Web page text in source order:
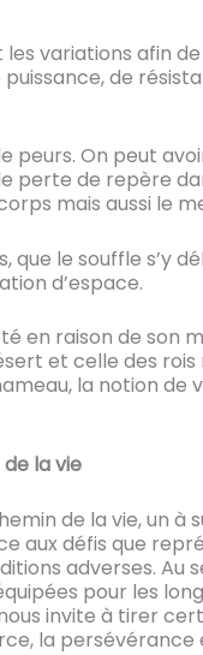
variations afin
de
peurs. On peut
perte de repère
mais aussi le
que le souffle s’y
d’espace.
en raison de son
et celle des rois
la notion de
la vie
de la vie, un à
aux défis que
adverses. Au
pour les
invite à tirer
la